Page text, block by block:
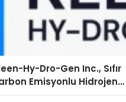
Hy-Dro-Gen Inc., Sıfır
Emisyonlu Hidrojen
Teknolojisinde ISO ve